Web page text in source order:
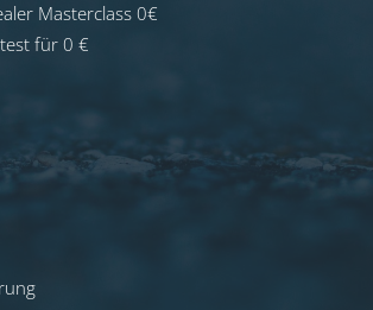
Masterclass 0€
für 0 €